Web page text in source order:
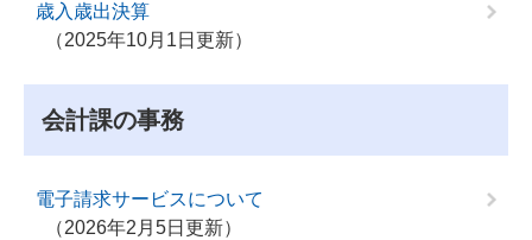
歳入歳出決算
2025年10月1日更新
会計課の事務
電子請求サービスについて
2026年2月5日更新